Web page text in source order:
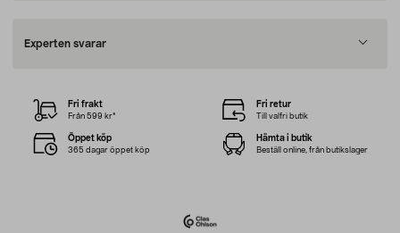
Experten svarar
Fri frakt
Från 599 kr*
Fri retur
Till valfri butik
Öppet köp
365 dagar öppet köp
Hämta i butik
Beställ online, från butikslager